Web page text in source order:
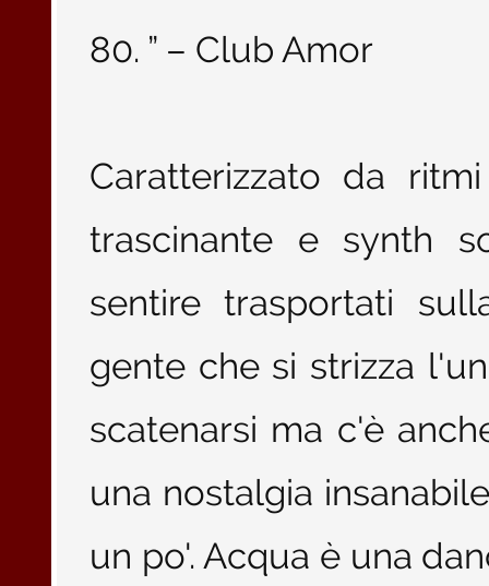
80. ” – Club Amor
Caratterizzato da
trascinante e synth
sentire trasportati
gente che si strizza
scatenarsi ma c'è
una nostalgia
un po'. Acqua è una